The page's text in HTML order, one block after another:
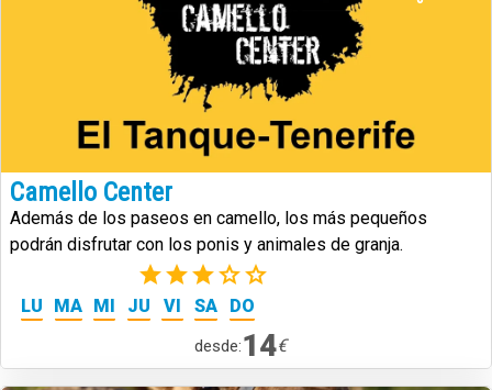
Camello Center
Además de los paseos en camello, los más pequeños
podrán disfrutar con los ponis y animales de granja.
(2)
LU MA MI JU VI SA DO
desde:14€